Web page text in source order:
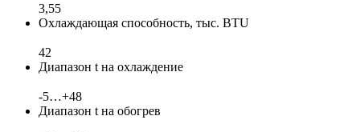
3,55
Охлаждающая способность, тыс. BTU
42
Диапазон t на охлаждение
-5…+48
Диапазон t на обогрев